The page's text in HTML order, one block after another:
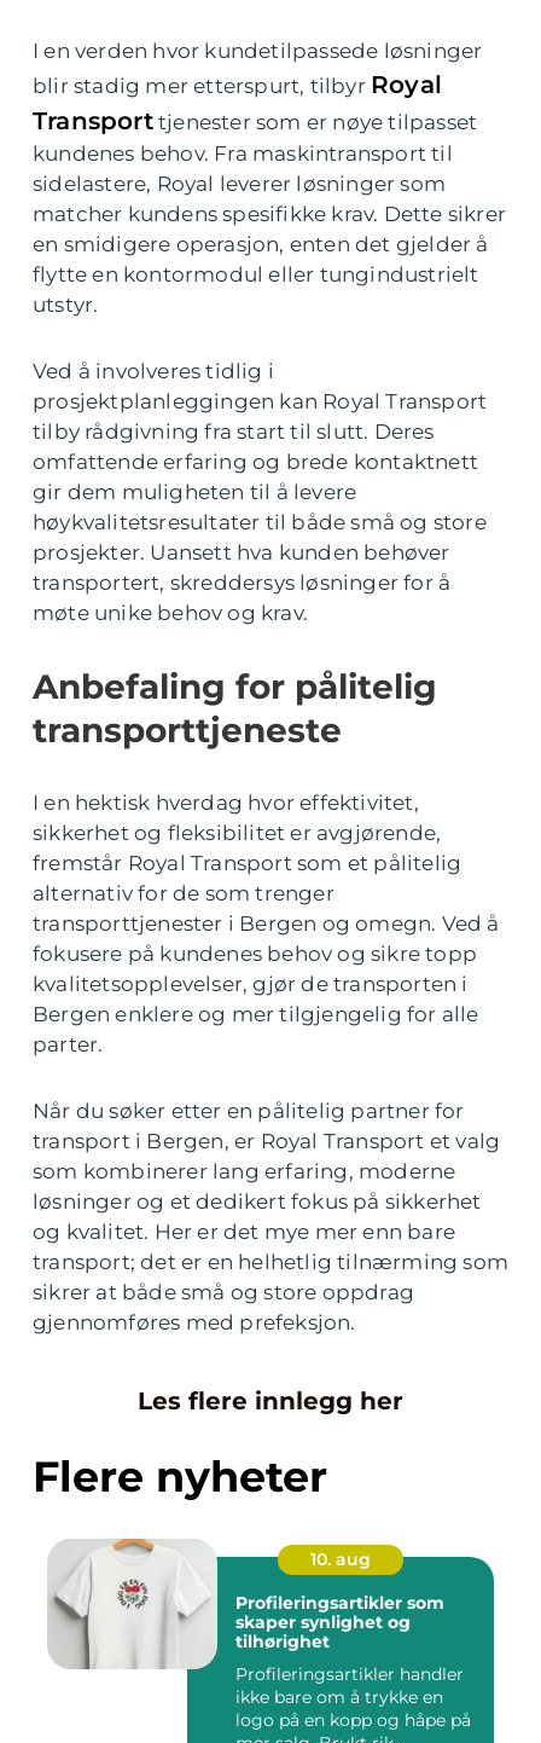
I en verden hvor kundetilpassede løsninger
blir stadig mer etterspurt, tilbyr Royal
Transporttjenester som er nøye tilpasset
kundenes behov. Fra maskintransport til
sidelastere, Royal leverer løsninger som
matcher kundens spesifikke krav. Dette sikrer
en smidigere operasjon, enten det gjelder å
flytte en kontormodul eller tungindustrielt
utstyr.
Ved å involveres tidlig i
prosjektplanleggingen kan Royal Transport
tilby rådgivning fra start til slutt. Deres
omfattende erfaring og brede kontaktnett
gir dem muligheten til å levere
høykvalitetsresultater til både små og store
prosjekter. Uansett hva kunden behøver
transportert, skreddersys løsninger for å
møte unike behov og krav.
Anbefaling for pålitelig
transporttjeneste
I en hektisk hverdag hvor effektivitet,
sikkerhet og fleksibilitet er avgjørende,
fremstår Royal Transport som et pålitelig
alternativ for de som trenger
transporttjenester i Bergen og omegn. Ved å
fokusere på kundenes behov og sikre topp
kvalitetsopplevelser, gjør de transporten i
Bergen enklere og mer tilgjengelig for alle
parter.
Når du søker etter en pålitelig partner for
transport i Bergen, er Royal Transport et valg
som kombinerer lang erfaring, moderne
løsninger og et dedikert fokus på sikkerhet
og kvalitet. Her er det mye mer enn bare
transport; det er en helhetlig tilnærming som
sikrer at både små og store oppdrag
gjennomføres med prefeksjon.
Les flere innlegg her
Flere nyheter
10. aug
Profileringsartikler som
skaper synlighet og
tilhørighet
Profileringsartikler handler
ikke bare om å trykke en
logo på en kopp og håpe på